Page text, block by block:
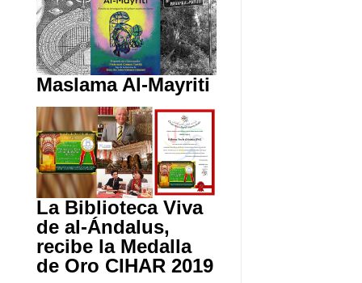
Maslama Al-Mayriti
La Biblioteca Viva
de al-Ándalus,
recibe la Medalla
de Oro CIHAR 2019